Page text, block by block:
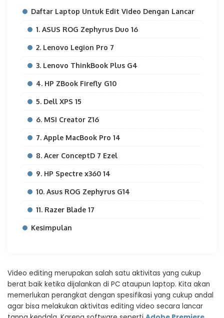
Daftar Laptop Untuk Edit Video Dengan Lancar
1. ASUS ROG Zephyrus Duo 16
2. Lenovo Legion Pro 7
3. Lenovo ThinkBook Plus G4
4. HP ZBook Firefly G10
5. Dell XPS 15
6. MSI Creator Z16
7. Apple MacBook Pro 14
8. Acer ConceptD 7 Ezel
9. HP Spectre x360 14
10. Asus ROG Zephyrus G14
11. Razer Blade 17
Kesimpulan
Video editing merupakan salah satu aktivitas yang cukup
berat baik ketika dijalankan di PC ataupun laptop. Kita akan
memerlukan perangkat dengan spesifikasi yang cukup andal
agar bisa melakukan aktivitas editing video secara lancar